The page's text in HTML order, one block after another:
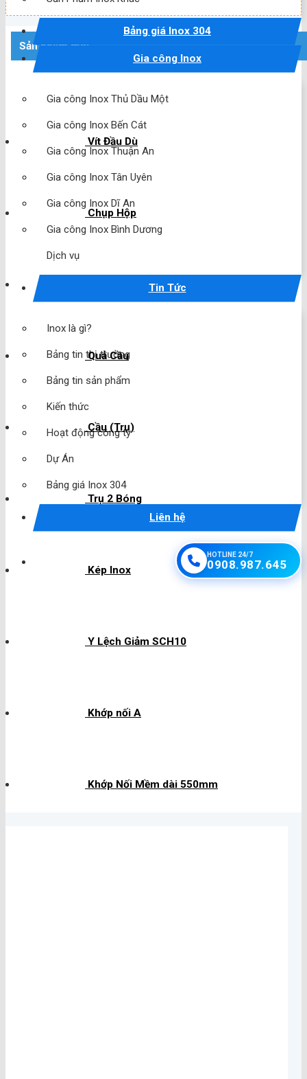
Bảng giá Inox 304
Gia công Inox
Gia công Inox Thủ Dầu Một
Gia công Inox Bến Cát
Gia công Inox Thuận An
Gia công Inox Tân Uyên
Gia công Inox Dĩ An
Gia công Inox Bình Dương
Dịch vụ
Tin Tức
Inox là gì?
Bảng tin thị trường
Bảng tin sản phẩm
Kiến thức
Hoạt động công ty
Dự Án
Bảng giá Inox 304
Liên hệ
HOTLINE 24/7
0908.987.645
Sản phẩm mới
Vít Đầu Dù
Chụp Hộp
Quả Cầu
Cầu (Trụ)
Trụ 2 Bóng
Kép Inox
Y Lệch Giảm SCH10
Khớp nối A
Khớp Nối Mềm dài 550mm